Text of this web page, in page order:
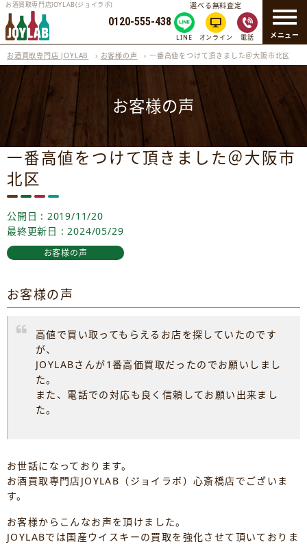
メニュー
お酒買取専門店JOYLAB(ジョイラボ)
0120-555-438
選べる無料査定
LINE オンライン 電話
お酒買取専門店 JOYLAB › お客様の声 ›一番高値をつけて頂きました＠大阪市北区
お客様の声
一番高値をつけて頂きました＠大阪市
北区
公開日 : 2019/11/20
最終更新日 : 2024/05/29
お客様の声
お客様の声
高値で買い取ってもらえるお店を探していたのです
が、
JOYLABさんが1番高価買取だったのでお願いしまし
た。
また、電話での対応も良く信頼してお願い出来まし
た。
お世話になっております。
お酒買取専門店JOYLAB（ジョイラボ）心斎橋店でございま
す。
お客様からこんなお声を頂けました。
JOYLABでは国産ウイスキーの買取を強化させて頂いておりま